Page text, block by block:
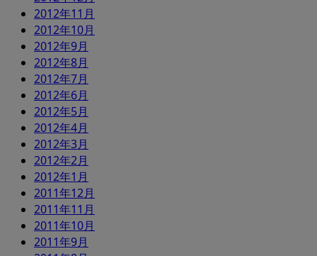
2012年11月
2012年10月
2012年9月
2012年8月
2012年7月
2012年6月
2012年5月
2012年4月
2012年3月
2012年2月
2012年1月
2011年12月
2011年11月
2011年10月
2011年9月